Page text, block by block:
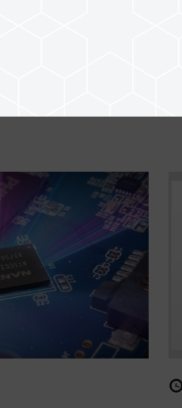
conocer al